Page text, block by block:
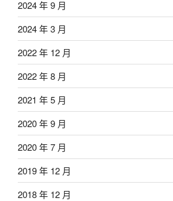
2024 年 9 月
2024 年 3 月
2022 年 12 月
2022 年 8 月
2021 年 5 月
2020 年 9 月
2020 年 7 月
2019 年 12 月
2018 年 12 月